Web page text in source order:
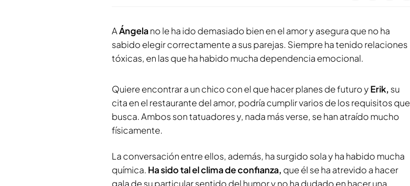
AÁngelano le ha ido demasiado bien en el amor y asegura que no ha
sabido elegir correctamente a sus parejas. Siempre ha tenido relaciones
tóxicas, en las que ha habido mucha dependencia emocional.
Quiere encontrar a un chico con el que hacer planes de futuro y Erik, su
cita en el restaurante del amor, podría cumplir varios de los requisitos que
busca. Ambos son tatuadores y, nada más verse, se han atraído mucho
físicamente.
La conversación entre ellos, además, ha surgido sola y ha habido mucha
química. Ha sido tal el clima de confianza, que él se ha atrevido a hacer
gala de su particular sentido del humor y no ha dudado en hacer una